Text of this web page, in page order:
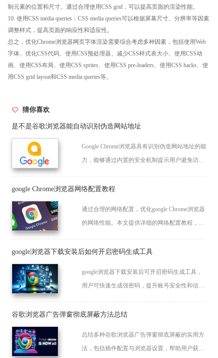
制元素的位置和尺寸。通过合理使用CSS grid，可以提高页面的渲染性能。
10. 使用CSS media queries：CSS media queries可以根据屏幕尺寸、分辨率等因素
调整样式，提高页面的响应性和适应性。
总之，优化Chrome浏览器网页字体渲染需要综合考虑多种因素，包括使用Web
字体、优化CSS代码、使用CSS预处理器、减少CSS样式表大小、使用CSS动
画、使用CSS布局、使用CSS sprites、使用CSS pre-loaders、使用CSS hacks、使
用CSS grid layout和CSS media queries等。
猜你喜欢
是不是谷歌浏览器能自动识别伪造网站地址
Google Chrome浏览器具有识别伪造网站地址的能
力，能够通过内置的安全机制提示用户避免访问
google Chrome浏览器网络配置教程
通过合理的网络配置，优化google Chrome浏览器
的网络性能。本文提供详细的网络配置教程，帮
google浏览器下载安装后如何开启密码生成工具
google浏览器下载安装后可开启密码生成工具，
用户可快速生成强密码，提升账号安全性和信息
谷歌浏览器广告弹窗彻底屏蔽方法总结
总结多种谷歌浏览器广告弹窗彻底屏蔽的实用方
法，包括插件配置与浏览器设置，帮助用户获得